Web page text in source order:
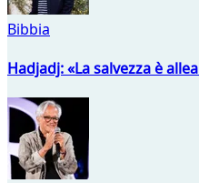
Bibbia
Hadjadj: «La salvezza è